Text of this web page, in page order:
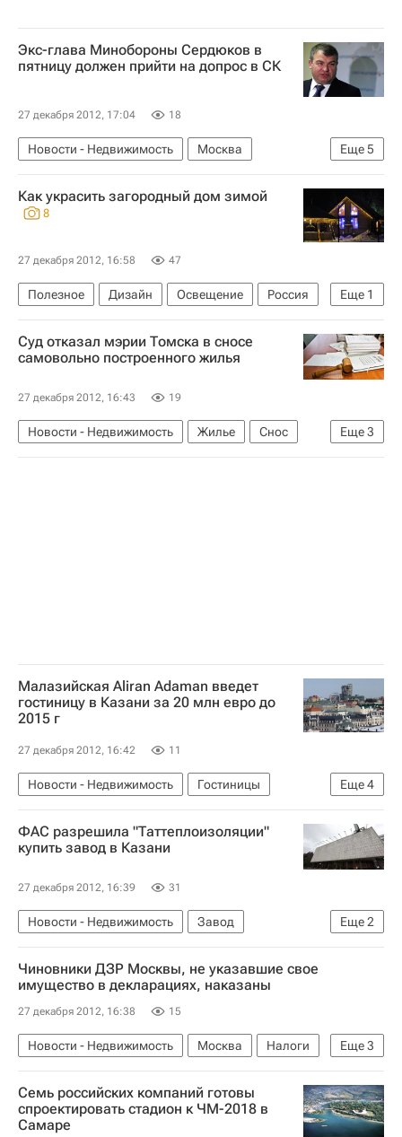
Экс-глава Минобороны Сердюков в
пятницу должен прийти на допрос в СК
27 декабря 2012, 17:04 18
Еще5
Новости - Недвижимость
Москва
Следствие
Расследование дела "Оборонсервиса"
Россия
Как украсить загородный дом зимой
8
27 декабря 2012, 16:58 47
Еще 1
Полезное Дизайн Освещение
Россия
Мультимедиа – РИА Недвижимость
Суд отказал мэрии Томска в сносе
самовольно построенного жилья
27 декабря 2012, 16:43 19
Еще3
Новости - Недвижимость Жилье
Снос
Суды
Томск Россия
Малазийская Aliran Adaman введет
гостиницу в Казани за 20 млн евро до
2015 г
27 декабря 2012, 16:42 11
Еще4
Новости - Недвижимость
Гостиницы
Коммерческая недвижимость
Казань
Строительство
Россия
ФАС разрешила "Таттеплоизоляции"
купить завод в Казани
27 декабря 2012, 16:39 31
Еще2
Новости - Недвижимость
Завод
Федеральная антимонопольная служба (ФАС России)
Россия
Чиновники ДЗР Москвы, не указавшие свое
имущество в декларациях, наказаны
27 декабря 2012, 16:38 15
Еще3
Новости - Недвижимость Москва
Налоги
Нарушения
ДЗР Россия
Семь российских компаний готовы
спроектировать стадион к ЧМ-2018 в
Самаре